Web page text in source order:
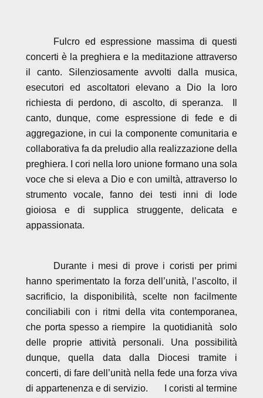
Fulcro ed espressione massima di questi
concerti è la preghiera e la meditazione attraverso
il canto. Silenziosamente avvolti dalla musica,
esecutori ed ascoltatori elevano a Dio la loro
richiesta di perdono, di ascolto, di speranza. Il
canto, dunque, come espressione di fede e di
aggregazione, in cui la componente comunitaria e
collaborativa fa da preludio alla realizzazione della
preghiera. I cori nella loro unione formano una sola
voce che si eleva a Dio e con umiltà, attraverso lo
strumento vocale, fanno dei testi inni di lode
gioiosa e di supplica struggente, delicata e
appassionata.
Durante i mesi di prove i coristi per primi
hanno sperimentato la forza dell’unità, l’ascolto, il
sacrificio, la disponibilità, scelte non facilmente
conciliabili con i ritmi della vita contemporanea,
che porta spesso a riempire la quotidianità solo
delle proprie attività personali. Una possibilità
dunque, quella data dalla Diocesi tramite i
concerti, di fare dell’unità nella fede una forza viva
di appartenenza e di servizio. I coristi al termine